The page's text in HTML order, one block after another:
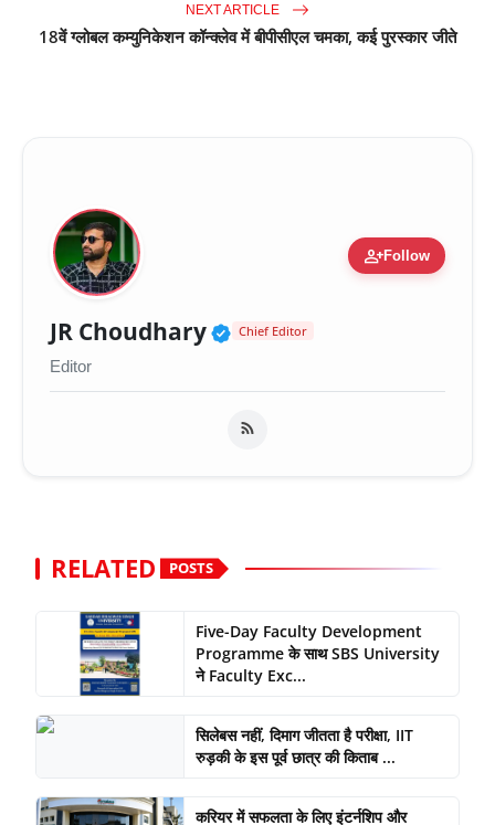
NEXT ARTICLE
18वें ग्लोबल कम्युनिकेशन कॉन्क्लेव में बीपीसीएल चमका, कई पुरस्कार जीते
person_addFollow
JR Choudhary Verified Public Figure
Chief Editor
Editor
RELATED POSTS
Five-Day Faculty Development
Programme के साथ SBS University
ने Faculty Exc...
सिलेबस नहीं, दिमाग जीतता है परीक्षा, IIT
रुड़की के इस पूर्व छात्र की किताब ...
करियर में सफलता के लिए इंटर्नशिप और